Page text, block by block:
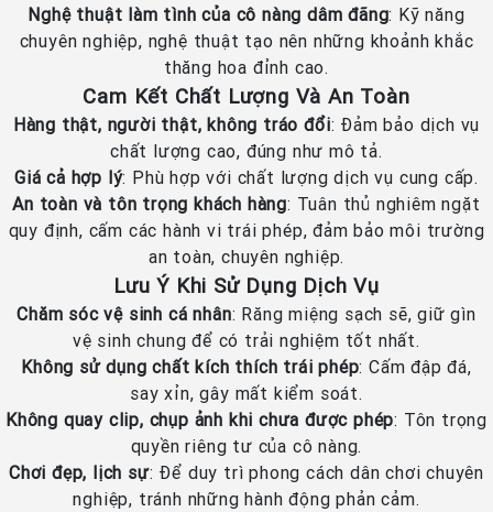
Nghệ thuật làm tình của cô nàng dâm đãng: Kỹ năng
chuyên nghiệp, nghệ thuật tạo nên những khoảnh khắc
thăng hoa đỉnh cao.
Cam Kết Chất Lượng Và An Toàn
Hàng thật, người thật, không tráo đổi: Đảm bảo dịch vụ
chất lượng cao, đúng như mô tả.
Giá cả hợp lý: Phù hợp với chất lượng dịch vụ cung cấp.
An toàn và tôn trọng khách hàng: Tuân thủ nghiêm ngặt
quy định, cấm các hành vi trái phép, đảm bảo môi trường
an toàn, chuyên nghiệp.
Lưu Ý Khi Sử Dụng Dịch Vụ
Chăm sóc vệ sinh cá nhân: Răng miệng sạch sẽ, giữ gìn
vệ sinh chung để có trải nghiệm tốt nhất.
Không sử dụng chất kích thích trái phép: Cấm đập đá,
say xỉn, gây mất kiểm soát.
Không quay clip, chụp ảnh khi chưa được phép: Tôn trọng
quyền riêng tư của cô nàng.
Chơi đẹp, lịch sự: Để duy trì phong cách dân chơi chuyên
nghiệp, tránh những hành động phản cảm.